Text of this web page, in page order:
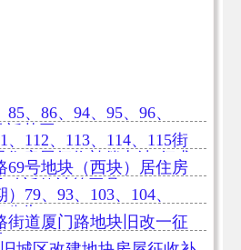
、86、94、95、96、
迁范围
、112、113、114、115街
住房屋征收补偿办法(征求
69号地块（西块）居住房
动迁款计算工具
79、93、103、104、
公告
街道厦门路地块旧改一征